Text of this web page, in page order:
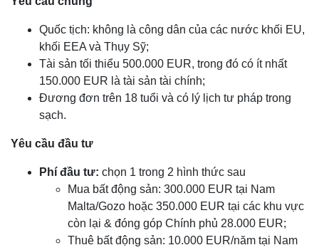
Quốc tịch: không là công dân của các nước khối EU,
khối EEA và Thụy Sỹ;
Tài sản tối thiểu 500.000 EUR, trong đó có ít nhất
150.000 EUR là tài sản tài chính;
Đương đơn trên 18 tuổi và có lý lịch tư pháp trong
sạch.
Yêu cầu đầu tư
Phí đầu tư: chọn 1 trong 2 hình thức sau
Mua bất động sản: 300.000 EUR tại Nam
Malta/Gozo hoặc 350.000 EUR tại các khu vực
còn lại & đóng góp Chính phủ 28.000 EUR;
Thuê bất động sản: 10.000 EUR/năm tại Nam